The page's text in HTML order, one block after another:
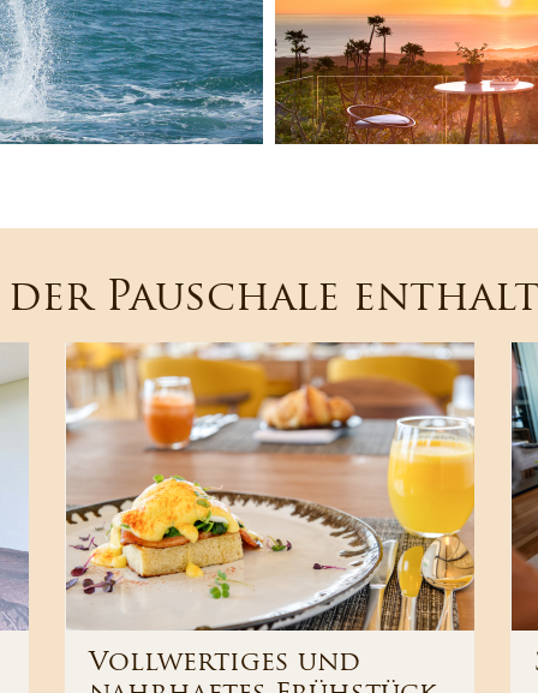
Pauschale
Vollwertiges und